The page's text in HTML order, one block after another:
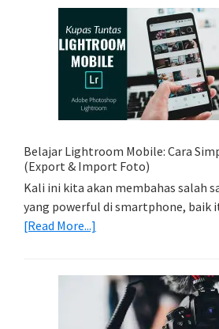
Sederhana:
Memadukan
Foto
Light
Trail
Dengan
Belajar Lightroom Mobile: Cara
(Export & Import Foto)
Kali ini kita akan membahas salah
yang powerful di smartphone, baik
[Read More...]
Mobile:
Cara
Simpan